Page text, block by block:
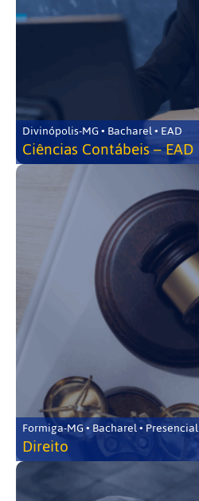
Divinópolis-MG • Bacharel • EAD
Ciências Contábeis – EAD
Formiga-MG • Bacharel • Presencial
Direito